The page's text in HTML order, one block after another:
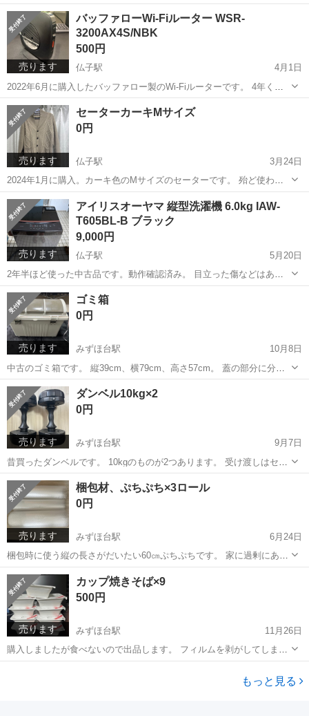
で出品。 屋外で数年使っていたものなので多少汚れや傷があります。
受け渡しはベルク入間野田店か東飯能駅周辺で行います。
埼玉 入間市 ベルク
売ります
バッファローWi-Fiルーター WSR-
3200AX4S/NBK
500円
仏子駅
4月1日
2022年6月に購入したバッファロー製のWi-Fiルーターです。 4年くら
い使っていたので動作するか不明のジャンク品扱いでお願いします。
埼玉 入間市 仏子駅 周辺機器 ルーター
売ります
セーターカーキMサイズ
0円
仏子駅
3月24日
2024年1月に購入。カーキ色のMサイズのセーターです。 殆ど使わな
かったので出品します。
埼玉 入間市 仏子駅 セーター カーキ
売ります
アイリスオーヤマ 縦型洗濯機 6.0kg IAW-
T605BL-B ブラック
9,000円
仏子駅
5月20日
2年半ほど使った中古品です。動作確認済み。 目立った傷などはあり
ませんが中古品であることをご理解ください。 受け渡しはこちらの自
宅まで車で取りに来ていただきます。
埼玉 入間市 仏子駅
売ります
ゴミ箱
0円
みずほ台駅
10月8日
中古のゴミ箱です。 縦39cm、横79cm、高さ57cm。 蓋の部分に分別
シールを貼っていた跡があります。 一応洗って拭きましたが「中古の
ゴミ箱」ということをご理解ください。 受け渡しですが、一人で持つ
のは難しい大き...
埼玉 富士見市
売ります
ダンベル10kg×2
0円
みずほ台駅
9月7日
昔買ったダンベルです。 10kgのものが2つあります。 受け渡しはセキ
薬局みずほ台店で行いたいと思います。 到着の1時間前と到着後に連
絡くださるようお願いします。 かなり重いので時間通りに来られなか
った場合待っているのがか...
埼玉 富士見市 みずほ台駅
売ります
梱包材、ぷちぷち×3ロール
0円
みずほ台駅
6月24日
梱包時に使う縦の長さがだいたい60㎝ぷちぷちです。 家に過剰にある
ので必要な方に渡します。 受け渡しはセキドラッグみずほ台店でおこ
ないます。 0円なのでノークレームノーリターンでお願いします。
埼玉 富士見市 みずほ台駅
売ります
カップ焼きそば×9
500円
みずほ台駅
11月26日
購入しましたが食べないので出品します。 フィルムを剥がしてしまっ
たので正確な賞味期限がわかりませんが8月17日に購入したものなので
問題ないと思います。 受け渡し場所はセキ薬局みずほ台店駐車場でお
もっと見る